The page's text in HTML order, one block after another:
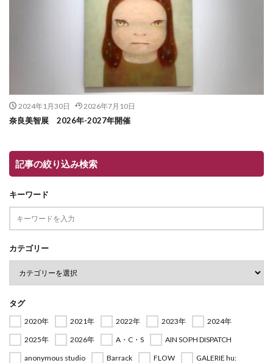
2024年1月30日 2026年7月10日
奈良美智展 2026年-2027年開催
記事の絞り込み検索
キーワード
カテゴリー
タグ
2020年 2021年 2022年 2023年
2024年
2025年
2026年 A・C・S
AIN SOPH DISPATCH
anonymous studio
Barrack FLOW
GALERIE hu: